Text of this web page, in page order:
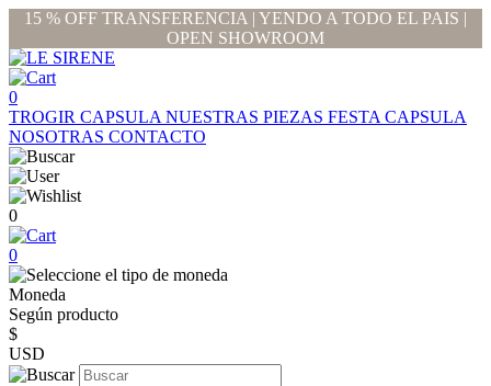
15 % OFF TRANSFERENCIA | YENDO A TODO EL PAIS |
OPEN SHOWROOM
0
TROGIR CAPSULA NUESTRAS PIEZAS FESTA CAPSULA
NOSOTRAS CONTACTO
0
0
Moneda
Según producto
$
USD